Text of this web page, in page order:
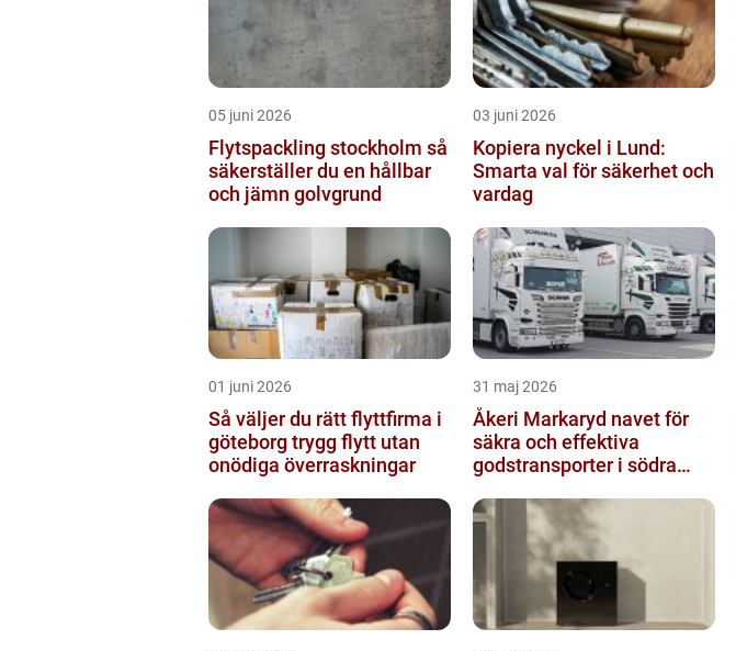
05 juni 2026
Flytspackling stockholm så
säkerställer du en hållbar
och jämn golvgrund
03 juni 2026
Kopiera nyckel i Lund:
Smarta val för säkerhet och
vardag
01 juni 2026
Så väljer du rätt flyttfirma i
göteborg trygg flytt utan
onödiga överraskningar
31 maj 2026
Åkeri Markaryd navet för
säkra och effektiva
godstransporter i södra